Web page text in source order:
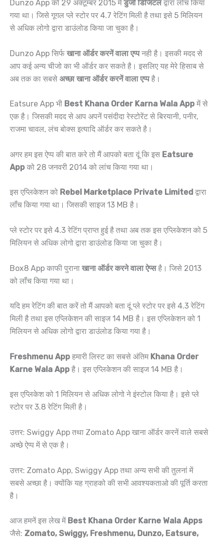
Dunzo App को 29 अक्टूम्बर 2015 मेंडुंजो डिजिटलद्वारा लोंच किया
गया था। जिसे गूगल प्ले स्टोर पर 4.7 रेटिंग मिली है तथा इसे 5 मिलियन
से अधिक लोगो द्वारा डाउंलोड किया जा चुका है।
Dunzo App सिर्फ खाना ऑर्डर करनें वाला एप्पनही है। इसकी मदद से
आप कई अन्य चीजो का भी ऑर्डर कर सकते है। इसलिए यह मेरे हिसाब से
अब तक का सबसे अच्छा खाना ऑर्डर करनें वाला एप्पहै।
Eatsure App भी Best Khana Order Karna Wala App में से
एक है। जिसकी मदद से आप अपनें पसंदीदा रेस्टोरेंट से बिरयानी, पनीर,
राजमा चावल, लंच बोक्स इत्यादि ऑर्डर कर सकते है।
अगर हम इस ऐप्प की बात करे तो मैं आपको बता दूं कि इस Eatsure
App को 28 जनवरी 2014 को लांच किया गया था।
इस एप्लिकेशन को Rebel Marketplace Private Limited द्वारा
लॉंच किया गया था। जिसकी साइज 13 MB है।
प्ले स्टोर पर इसे 4.3 रेटिंग प्राप्त हुई है तथा अब तक इस एप्लिकेशन को 5
मिलियन से अधिक लोगो द्वारा डाउंलोड किया जा चुका है।
Box8 App काफी पुराना खाना ऑर्डर करने वाला ऐप्सहै। जिसे 2013
को लॉंच किया गया था।
यदि हम रेटिंग की बात करें तो मैं आपको बता दूं प्ले स्टोर पर इसे 4.3 रेटिंग
मिली है तथा इस एप्लिकेशन की साइज 14 MB है। इस एप्लिकेशन को 1
मिलियन से अधिक लोगो द्वारा डाउंलोड किया गया है।
Freshmenu App हमारी लिस्ट का सबसे अंतिम Khana Order
Karne Wala App है। इस एप्लिकेशन की साइज 14 MB है।
इस एप्लिकेश को 1 मिलियन से अधिक लोगो ने इंस्टोल किया है। इसे प्ले
स्टोर पर 3.8 रेटिंग मिली है।
उत्तर: Swiggy App तथा Zomato App खाना ऑर्डर करनें वाले सबसे
अच्छे ऐप्प में से एक है।
उत्तर: Zomato App, Swiggy App तथा अन्य सभी की तुलनां में
सबसे अच्छा है। क्योंकि यह ग्राहको की सभी आवश्यकताओ की पूर्ति करता
है।
आज हमनें इस लेख में Best Khana Order Karne Wala Apps
जैसे: Zomato, Swiggy, Freshmenu, Dunzo, Eatsure,